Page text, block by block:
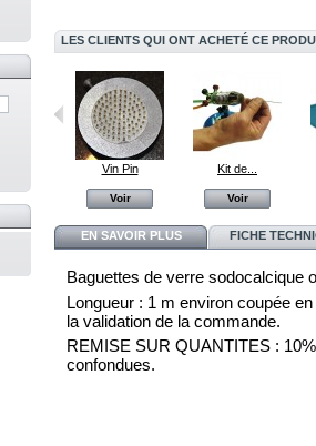
LES CLIENTS QUI ONT ACHETÉ CE
Vin Pin
Voir
Kit de...
Voir
EN SAVOIR PLUS FICHE
Baguettes de verre sodocalcique
Longueur : 1 m environ coupée
la validation de la commande.
REMISE SUR QUANTITES :
confondues.